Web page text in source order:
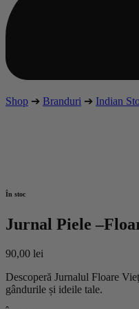
Shop ➔ Branduri ➔ Indian
În stoc
Jurnal Piele
90,00 lei
Descoperă Jurnalul Floare
gândurile și ideile tale.